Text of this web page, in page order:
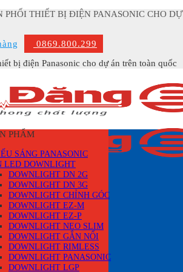
PHỐI THIẾT BỊ ĐIỆN PANASONIC CHO DỰ
0869.800.299
bị điện Panasonic cho dự án trên toàn quốc
PHẨM
SÁNG PANASONIC
LED DOWNLIGHT
DOWNLIGHT DN 2G
DOWNLIGHT DN 3G
DOWNLIGHT CHỈNH GÓC
DOWNLIGHT EZ-M
DOWNLIGHT EZ-P
DOWNLIGHT NEO SLIM
DOWNLIGHT GẮN NỔI
DOWNLIGHT RIMLESS
DOWNLIGHT PANASONIC
DOWNLIGHT LGP